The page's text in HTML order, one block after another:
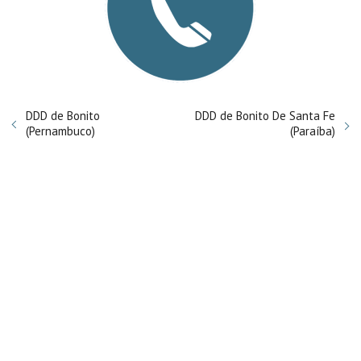
DDD de Bonito
(Pernambuco)
DDD de Bonito De Santa Fe
(Paraíba)